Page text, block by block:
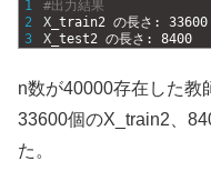
1
2
3
#出力結果
X train2 の長さ :
33600
X test2 の長さ : 8400
n数が40000存在した教
33600個のX_train2、
た。